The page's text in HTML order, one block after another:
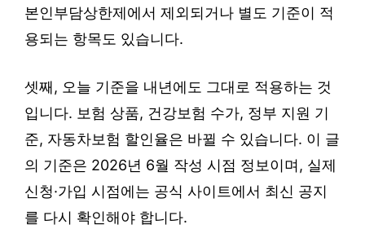
본인부담상한제에서 제외되거나 별도 기준이 적
용되는 항목도 있습니다.
셋째, 오늘 기준을 내년에도 그대로 적용하는 것
입니다. 보험 상품, 건강보험 수가, 정부 지원 기
준, 자동차보험 할인율은 바뀔 수 있습니다. 이 글
의 기준은 2026년 6월 작성 시점 정보이며, 실제
신청·가입 시점에는 공식 사이트에서 최신 공지
를 다시 확인해야 합니다.